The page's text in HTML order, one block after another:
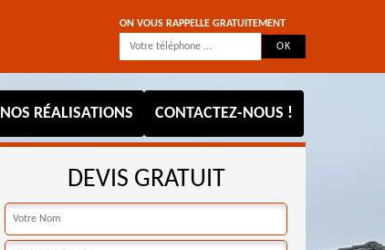
ON VOUS RAPPELLE GRATUITEMENT
NOS RÉALISATIONS CONTACTEZ-NOUS !
DEVIS GRATUIT